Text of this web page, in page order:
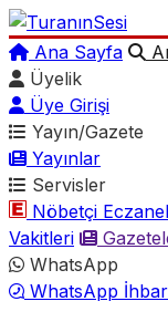
Ana Sayfa
Üyelik
Üye Girişi
Yayın/Gazete
Yayınlar
Servisler
Nöbetçi
Vakitleri
WhatsApp
WhatsApp